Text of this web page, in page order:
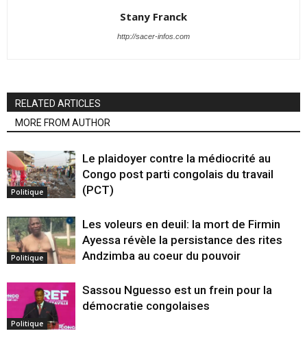
Stany Franck
http://sacer-infos.com
RELATED ARTICLES
MORE FROM AUTHOR
Politique
Le plaidoyer contre la médiocrité au
Congo post parti congolais du travail
(PCT)
Politique
Les voleurs en deuil: la mort de Firmin
Ayessa révèle la persistance des rites
Andzimba au coeur du pouvoir
Politique
Sassou Nguesso est un frein pour la
démocratie congolaises